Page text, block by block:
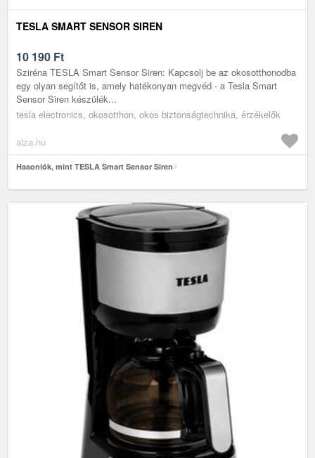
TESLA SMART SENSOR SIREN
10 190 Ft
Sziréna TESLA Smart Sensor Siren: Kapcsolj be az okosotthonodba
egy olyan segítőt is, amely hatékonyan megvéd - a Tesla Smart
Sensor Siren készülék...
tesla electronics, okosotthon, okos biztonságtechnika, érzékelők
alza.hu
Hasonlók, mint TESLA Smart Sensor Siren